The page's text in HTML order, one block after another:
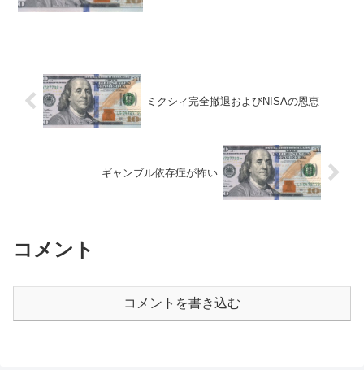
ミクシィ完全撤退およびNISAの恩恵
ギャンブル依存症が怖い
コメント
コメントを書き込む